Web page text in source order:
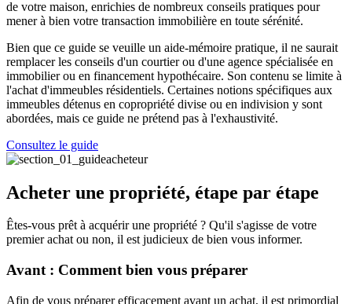
de votre maison, enrichies de nombreux conseils pratiques pour
mener à bien votre transaction immobilière en toute sérénité.
Bien que ce guide se veuille un aide-mémoire pratique, il ne saurait
remplacer les conseils d'un courtier ou d'une agence spécialisée en
immobilier ou en financement hypothécaire. Son contenu se limite à
l'achat d'immeubles résidentiels. Certaines notions spécifiques aux
immeubles détenus en copropriété divise ou en indivision y sont
abordées, mais ce guide ne prétend pas à l'exhaustivité.
Consultez le guide
Acheter une propriété, étape par étape
Êtes-vous prêt à acquérir une propriété ? Qu'il s'agisse de votre
premier achat ou non, il est judicieux de bien vous informer.
Avant : Comment bien vous préparer
Afin de vous préparer efficacement avant un achat, il est primordial